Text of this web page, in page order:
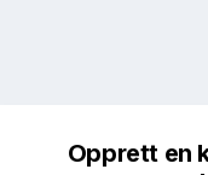
Opprett en